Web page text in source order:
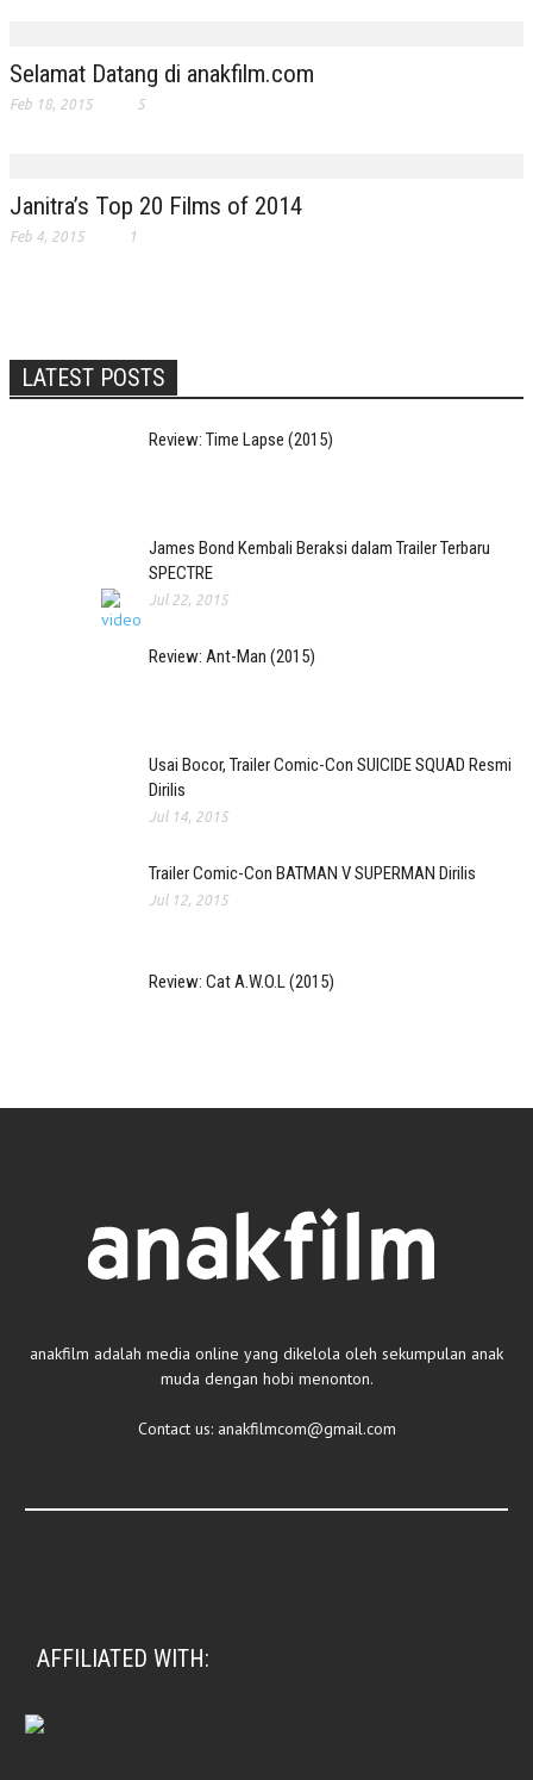
Selamat Datang di anakfilm.com
Feb 18, 2015 5
Janitra’s Top 20 Films of 2014
Feb 4, 2015 1
LATEST POSTS
Review: Time Lapse (2015)
James Bond Kembali Beraksi dalam Trailer Terbaru
SPECTRE
Jul 22, 2015
Review: Ant-Man (2015)
Usai Bocor, Trailer Comic-Con SUICIDE SQUAD Resmi
Dirilis
Jul 14, 2015
Trailer Comic-Con BATMAN V SUPERMAN Dirilis
Jul 12, 2015
Review: Cat A.W.O.L (2015)
anakfilm adalah media online yang dikelola oleh sekumpulan anak
muda dengan hobi menonton.
Contact us: anakfilmcom@gmail.com
AFFILIATED WITH: